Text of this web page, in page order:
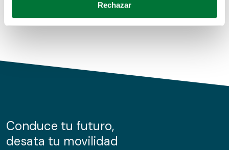
Obtenga más información sobre cómo se procesan sus
de cookies.
información sobre el uso que haga del sitio web con
nuestros partners de redes sociales, publicidad y análisis
Rechazar
Conduce tu futuro,
desata tu movilidad